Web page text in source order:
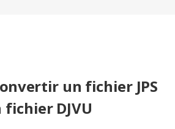
un fichier JPS
fichier DJVU